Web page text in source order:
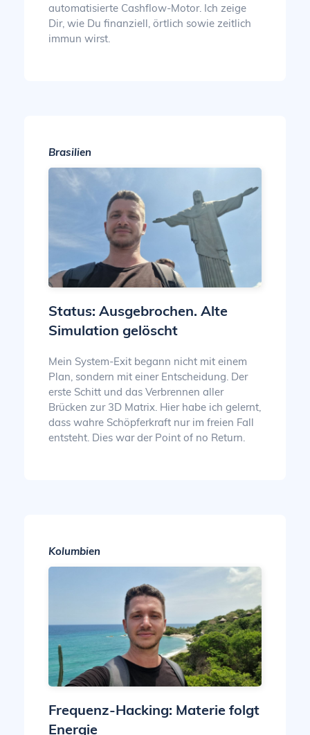
automatisierte Cashflow-Motor. Ich zeige
Dir, wie Du finanziell, örtlich sowie zeitlich
immun wirst.
Brasilien
Status: Ausgebrochen. Alte
Simulation gelöscht
Mein System-Exit begann nicht mit einem
Plan, sondern mit einer Entscheidung. Der
erste Schitt und das Verbrennen aller
Brücken zur 3D Matrix. Hier habe ich gelernt,
dass wahre Schöpferkraft nur im freien Fall
entsteht. Dies war der Point of no Return.
Kolumbien
Frequenz-Hacking: Materie folgt
Energie